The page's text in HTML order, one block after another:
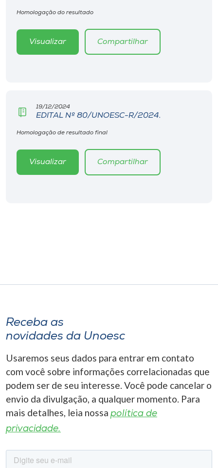
Homologação do resultado
Visualizar Compartilhar
19/12/2024
EDITAL Nº 80/UNOESC-R/2024.
Homologação de resultado final
Visualizar Compartilhar
Receba as
novidades da Unoesc
Usaremos seus dados para entrar em contato
com você sobre informações correlacionadas que
podem ser de seu interesse. Você pode cancelar o
envio da divulgação, a qualquer momento. Para
mais detalhes, leia nossa política de
privacidade.